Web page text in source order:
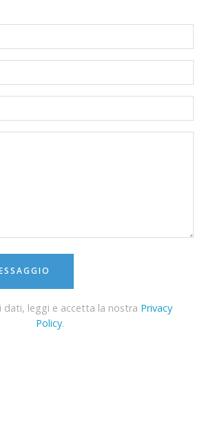
dati, leggi e accetta la nostra Privacy
Policy.